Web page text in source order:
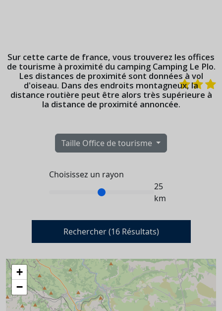
Sur cette carte de france, vous trouverez les offices
de tourisme à proximité du camping Camping Le Plo.
Les distances de proximité sont données à vol
d'oiseau. Dans des endroits montagneux, la
distance routière peut être alors très supérieure à
la distance de proximité annoncée.
Taille Office de tourisme
Choisissez un rayon
25
km
Rechercher (16Résultats)
+
−